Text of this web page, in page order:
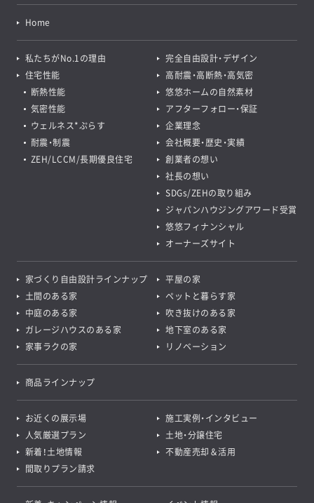
Home
私たちがNo.1の理由
完全自由設計・デザイン
住宅性能
断熱性能
気密性能
ウェルネス*ぷらす
耐震・制震
ZEH/LCCM/長期優良住宅
高耐震・高断熱・高気密
悠悠ホームの自然素材
アフターフォロー・保証
企業理念
会社概要・歴史・実績
創業者の想い
社長の想い
SDGs/ZEHの取り組み
ジャパンハウジングアワード受賞
悠悠フィナンシャル
オーナーズサイト
家づくり自由設計ラインナップ
平屋の家
土間のある家
ペットと暮らす家
中庭のある家
吹き抜けのある家
ガレージハウスのある家
地下室のある家
家事ラクの家
リノベーション
商品ラインナップ
お近くの展示場
施工実例・インタビュー
人気厳選プラン
土地・分譲住宅
新着！土地情報
不動産売却＆活用
間取りプラン請求